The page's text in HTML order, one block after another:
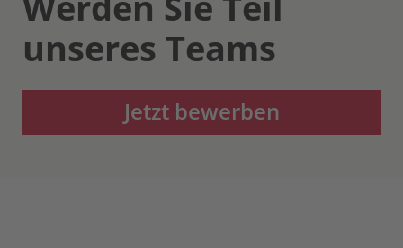
unseres Teams
Jetzt bewerben